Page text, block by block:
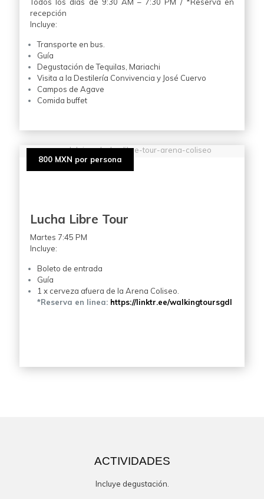
recepción
Incluye:
Transporte en bus.
Guía
Degustación de Tequilas, Mariachi
Visita a la Destilería Convivencia y José Cuervo
Campos de Agave
Comida buffet
guadalajara-lucha-libre-tour-arena-coliseo
Lucha Libre Tour
Martes 7:45 PM
Incluye:
Boleto de entrada
Guía
1 x cerveza afuera de la Arena Coliseo.
*Reserva en linea: https://linktr.ee/walkingtoursgdl
800 MXN por persona
ACTIVIDADES
Incluye degustación.